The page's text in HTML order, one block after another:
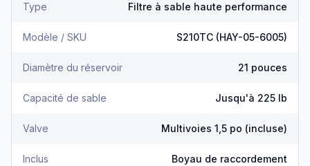
Type Filtre à sable haute performance
Modèle / SKU S210TC (HAY-05-6005)
Diamètre du réservoir 21 pouces
Capacité de sable Jusqu'à 225 lb
Valve Multivoies 1,5 po (incluse)
Inclus Boyau de raccordement